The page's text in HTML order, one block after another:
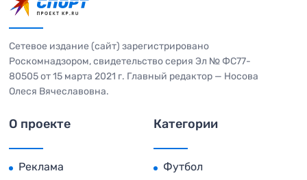
Сетевое издание (сайт) зарегистрировано
Роскомнадзором, свидетельство серия Эл № ФС77-
80505 от 15 марта 2021 г. Главный редактор — Носова
Олеся Вячеславовна.
О проекте
Реклама
Категории
Футбол